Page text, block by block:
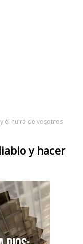
él huirá de vosotros
y hacer